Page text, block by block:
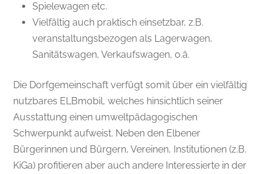
Spielewagen etc.
Vielfältig auch praktisch einsetzbar, z.B.
veranstaltungsbezogen als Lagerwagen,
Sanitätswagen, Verkaufswagen, o.ä.
Die Dorfgemeinschaft verfügt somit über ein vielfältig
nutzbares ELBmobil, welches hinsichtlich seiner
Ausstattung einen umweltpädagogischen
Schwerpunkt aufweist. Neben den Elbener
Bürgerinnen und Bürgern, Vereinen, Institutionen (z.B.
KiGa) profitieren aber auch andere Interessierte in der